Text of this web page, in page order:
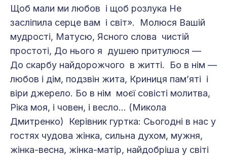
Щоб мали ми любов і щоб розлука Не
засліпила серце вам і світ». Молюся Вашій
мудрості, Матусю, Ясного слова чистій
простоті, До нього я душею притулюся —
До скарбу найдорожчого в житті. Бо в нім —
любов і дім, подзвін жита, Криниця пам’яті і
віри джерело. Бо в нім моєї совісті молитва,
Ріка моя, і човен, і весло... (Микола
Дмитренко) Керівник гуртка: Сьогодні в нас у
гостях чудова жінка, сильна духом, мужня,
жінка-весна, жінка-матір, найдобріша у світі